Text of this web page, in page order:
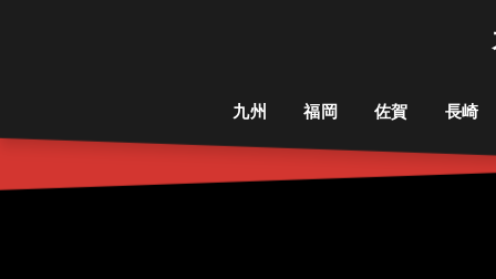
九州 福岡 佐賀 長崎